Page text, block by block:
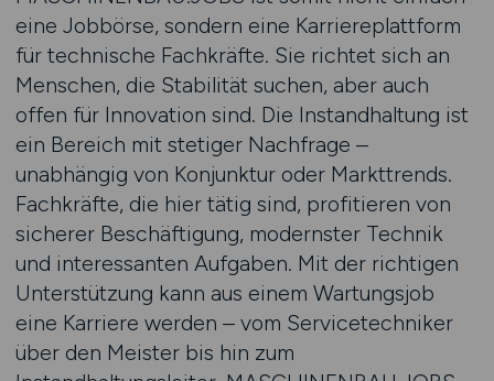
eine Jobbörse, sondern eine Karriereplattform
für technische Fachkräfte. Sie richtet sich an
Menschen, die Stabilität suchen, aber auch
offen für Innovation sind. Die Instandhaltung ist
ein Bereich mit stetiger Nachfrage –
unabhängig von Konjunktur oder Markttrends.
Fachkräfte, die hier tätig sind, profitieren von
sicherer Beschäftigung, modernster Technik
und interessanten Aufgaben. Mit der richtigen
Unterstützung kann aus einem Wartungsjob
eine Karriere werden – vom Servicetechniker
über den Meister bis hin zum